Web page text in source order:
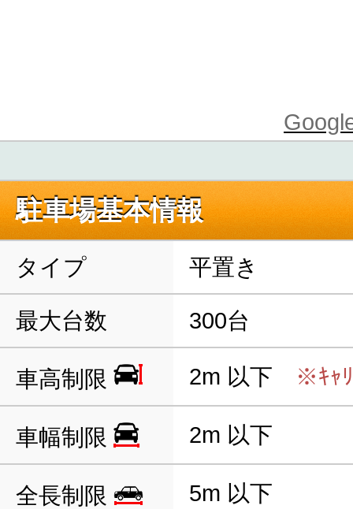
駐車場基本情報
タイプ 平置き
最大台数 300台
車高制限 2m 以下 ※ｷｬ
車幅制限 2m 以下
全長制限 5m 以下